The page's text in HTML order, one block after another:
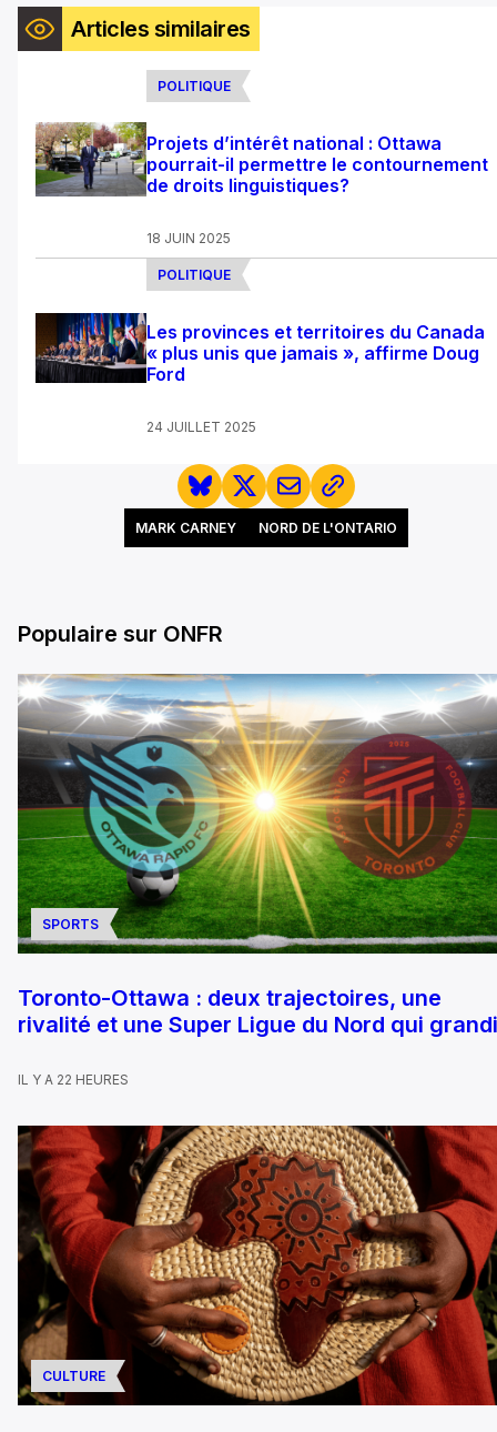
Articles similaires
POLITIQUE
Projets d’intérêt national : Ottawa
pourrait-il permettre le contournement
de droits linguistiques?
18 JUIN 2025
POLITIQUE
Les provinces et territoires du Canada
« plus unis que jamais », affirme Doug
Ford
24 JUILLET 2025
MARK CARNEY NORD DE L'ONTARIO
Populaire sur ONFR
SPORTS
Toronto-Ottawa : deux trajectoires, une
rivalité et une Super Ligue du Nord qui
IL Y A 22 HEURES
CULTURE